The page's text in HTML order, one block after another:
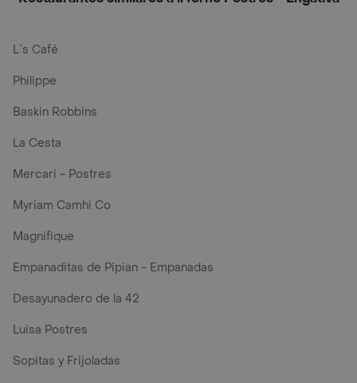
L´s Café
Philippe
Baskin Robbins
La Cesta
Mercari - Postres
Myriam Camhi Co
Magnifique
Empanaditas de Pipian - Empanadas
Desayunadero de la 42
Luisa Postres
Sopitas y Frijoladas